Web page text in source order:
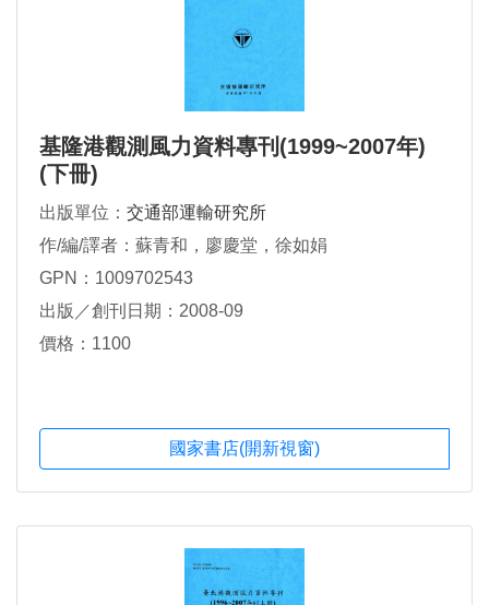
基隆港觀測風力資料專刊(1999~2007年)
(下冊)
出版單位： 交通部運輸研究所
作/編/譯者：蘇青和，廖慶堂，徐如娟
GPN：1009702543
出版／創刊日期：2008-09
價格：1100
國家書店(開新視窗)